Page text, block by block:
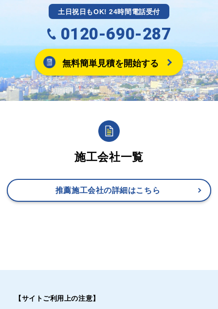
土日祝日もOK! 24時間電話受付
0120-690-287
無料簡単見積を開始する
施工会社一覧
推薦施工会社の詳細はこちら
【サイトご利用上の注意】